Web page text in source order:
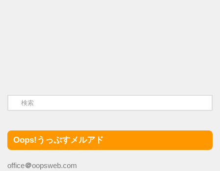
Oops!うっぷすメルアド
office＠oopsweb.com